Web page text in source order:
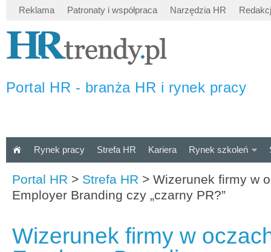
Reklama Patronaty i współpraca Narzędzia HR
Portal HR - branża HR i rynek pracy
Rynek pracy Strefa HR Kariera Rynek szkoleń
Portal HR > Strefa HR > Wizerunek firmy w
Employer Branding czy „czarny PR?”
Wizerunek firmy w